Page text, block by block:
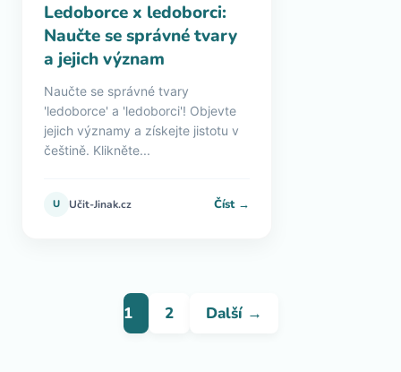
Ledoborce x ledoborci:
Naučte se správné tvary
a jejich význam
Naučte se správné tvary
'ledoborce' a 'ledoborci'! Objevte
jejich významy a získejte jistotu v
češtině. Klikněte...
U Učit-Jinak.cz Číst →
1 2 Další →